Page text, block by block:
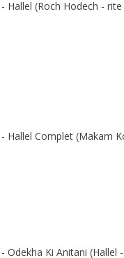
Hallel (Roch Hodech - rite
Hallel Complet (Makam
Odekha Ki Anitani (Hallel